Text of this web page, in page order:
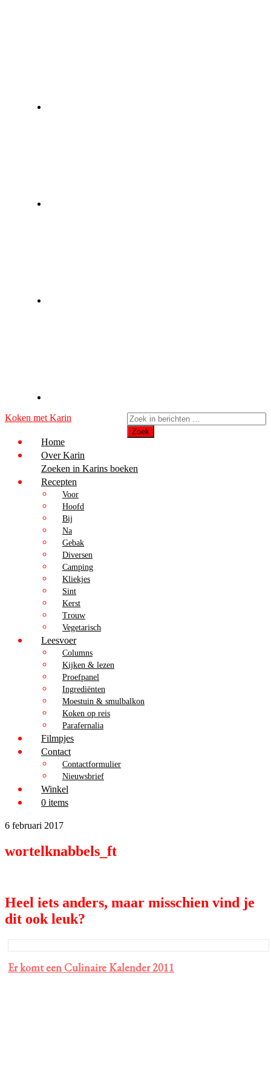
Koken met Karin
Home
Over Karin
Zoeken in Karins boeken
Recepten
Voor
Hoofd
Bij
Na
Gebak
Diversen
Camping
Kliekjes
Sint
Kerst
Trouw
Vegetarisch
Leesvoer
Columns
Kijken & lezen
Proefpanel
Ingrediënten
Moestuin & smulbalkon
Koken op reis
Parafernalia
Filmpjes
Contact
Contactformulier
Nieuwsbrief
Winkel
0 items
6 februari 2017
wortelknabbels_ft
Heel iets anders, maar misschien vind je
dit ook leuk?
Er komt een Culinaire Kalender 2011